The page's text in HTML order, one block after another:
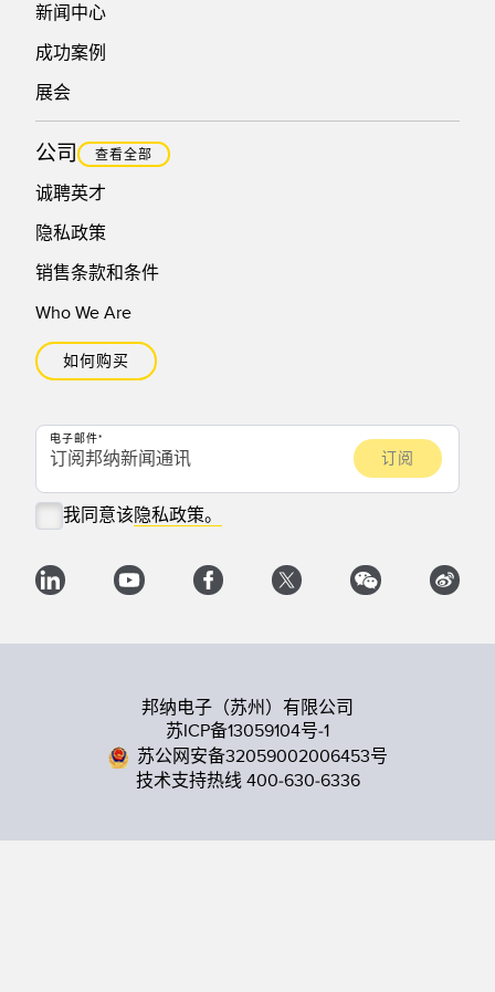
新闻中心
成功案例
展会
公司 查看全部
诚聘英才
隐私政策
销售条款和条件
Who We Are
如何购买
电子邮件
我同意该隐私政策。
邦纳电子（苏州）有限公司
苏ICP备13059104号-1
苏公网安备32059002006453号
技术支持热线 400-630-6336